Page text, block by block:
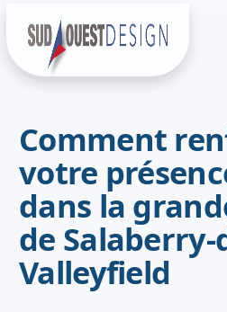
Comment
votre
dans la
de Salaberry-
Valleyfield